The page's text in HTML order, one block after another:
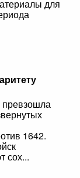
для
1642.
сох...